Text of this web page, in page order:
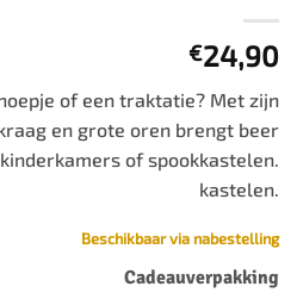
€24,90
of een traktatie? Met zijn
en grote oren brengt beer
of spookkastelen.
kastelen.
Beschikbaar via nabestelling
Cadeauverpakking